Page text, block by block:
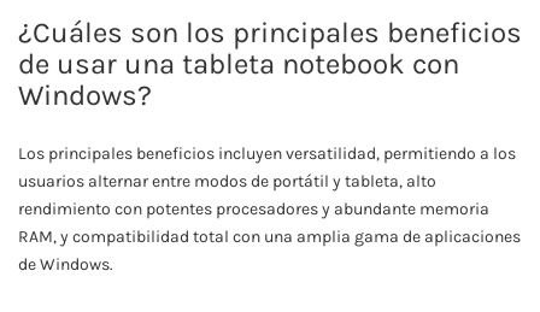
¿Cuáles son los principales beneficios
de usar una tableta notebook con
Windows?
Los principales beneficios incluyen versatilidad, permitiendo a los
usuarios alternar entre modos de portátil y tableta, alto
rendimiento con potentes procesadores y abundante memoria
RAM, y compatibilidad total con una amplia gama de aplicaciones
de Windows.